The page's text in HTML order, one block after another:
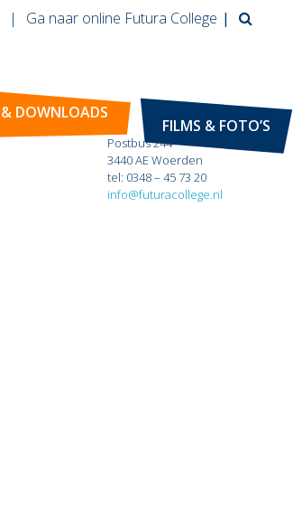
Ga naar online Futura College
DOWNLOADS
FILMS & FOTO’S
Futura College
Postbus 244
3440 AE Woerden
tel: 0348 – 45 73 20
info@futuracollege.nl